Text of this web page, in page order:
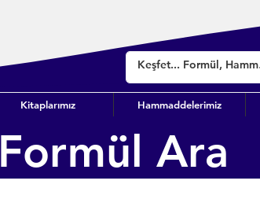
Kitaplarımız Hammaddelerimiz
Formül Ara